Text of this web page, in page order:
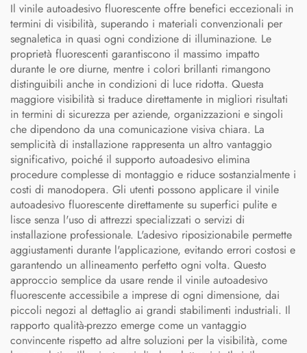
Il vinile autoadesivo fluorescente offre benefici eccezionali in
termini di visibilità, superando i materiali convenzionali per
segnaletica in quasi ogni condizione di illuminazione. Le
proprietà fluorescenti garantiscono il massimo impatto
durante le ore diurne, mentre i colori brillanti rimangono
distinguibili anche in condizioni di luce ridotta. Questa
maggiore visibilità si traduce direttamente in migliori risultati
in termini di sicurezza per aziende, organizzazioni e singoli
che dipendono da una comunicazione visiva chiara. La
semplicità di installazione rappresenta un altro vantaggio
significativo, poiché il supporto autoadesivo elimina
procedure complesse di montaggio e riduce sostanzialmente i
costi di manodopera. Gli utenti possono applicare il vinile
autoadesivo fluorescente direttamente su superfici pulite e
lisce senza l'uso di attrezzi specializzati o servizi di
installazione professionale. L'adesivo riposizionabile permette
aggiustamenti durante l'applicazione, evitando errori costosi e
garantendo un allineamento perfetto ogni volta. Questo
approccio semplice da usare rende il vinile autoadesivo
fluorescente accessibile a imprese di ogni dimensione, dai
piccoli negozi al dettaglio ai grandi stabilimenti industriali. Il
rapporto qualità-prezzo emerge come un vantaggio
convincente rispetto ad altre soluzioni per la visibilità, come